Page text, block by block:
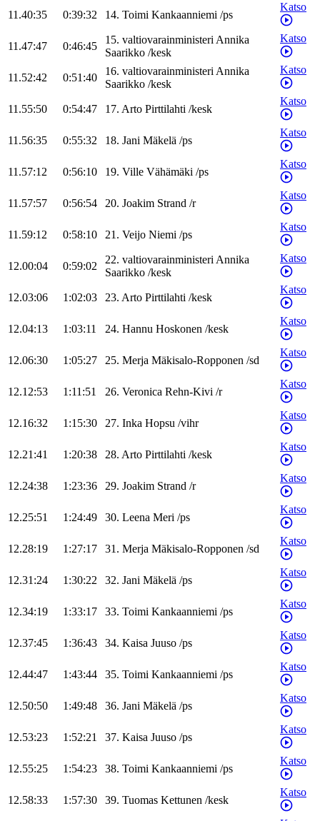
11.40:35 0:39:32 14. Toimi Kankaanniemi /ps
Katso
11.47:47 0:46:45
15. valtiovarainministeriAnnika
Saarikko /kesk
Katso
11.52:42 0:51:40
16. valtiovarainministeriAnnika
Saarikko /kesk
Katso
11.55:50 0:54:47 17. Arto Pirttilahti /kesk
Katso
11.56:35 0:55:32 18. Jani Mäkelä /ps
Katso
11.57:12 0:56:10 19. Ville Vähämäki /ps
Katso
11.57:57 0:56:54 20. Joakim Strand /r
Katso
11.59:12 0:58:10 21. Veijo Niemi /ps
Katso
12.00:04 0:59:02
22. valtiovarainministeriAnnika
Saarikko /kesk
Katso
12.03:06 1:02:03 23. Arto Pirttilahti /kesk
Katso
12.04:13 1:03:11 24. Hannu Hoskonen /kesk
Katso
12.06:30 1:05:27 25. Merja Mäkisalo-Ropponen /sd
Katso
12.12:53 1:11:51 26. Veronica Rehn-Kivi /r
Katso
12.16:32 1:15:30 27. Inka Hopsu /vihr
Katso
12.21:41 1:20:38 28. Arto Pirttilahti /kesk
Katso
12.24:38 1:23:36 29. Joakim Strand /r
Katso
12.25:51 1:24:49 30. Leena Meri /ps
Katso
12.28:19 1:27:17 31. Merja Mäkisalo-Ropponen /sd
Katso
12.31:24 1:30:22 32. Jani Mäkelä /ps
Katso
12.34:19 1:33:17 33. Toimi Kankaanniemi /ps
Katso
12.37:45 1:36:43 34. Kaisa Juuso /ps
Katso
12.44:47 1:43:44 35. Toimi Kankaanniemi /ps
Katso
12.50:50 1:49:48 36. Jani Mäkelä /ps
Katso
12.53:23 1:52:21 37. Kaisa Juuso /ps
Katso
12.55:25 1:54:23 38. Toimi Kankaanniemi /ps
Katso
12.58:33 1:57:30 39. Tuomas Kettunen /kesk
Katso